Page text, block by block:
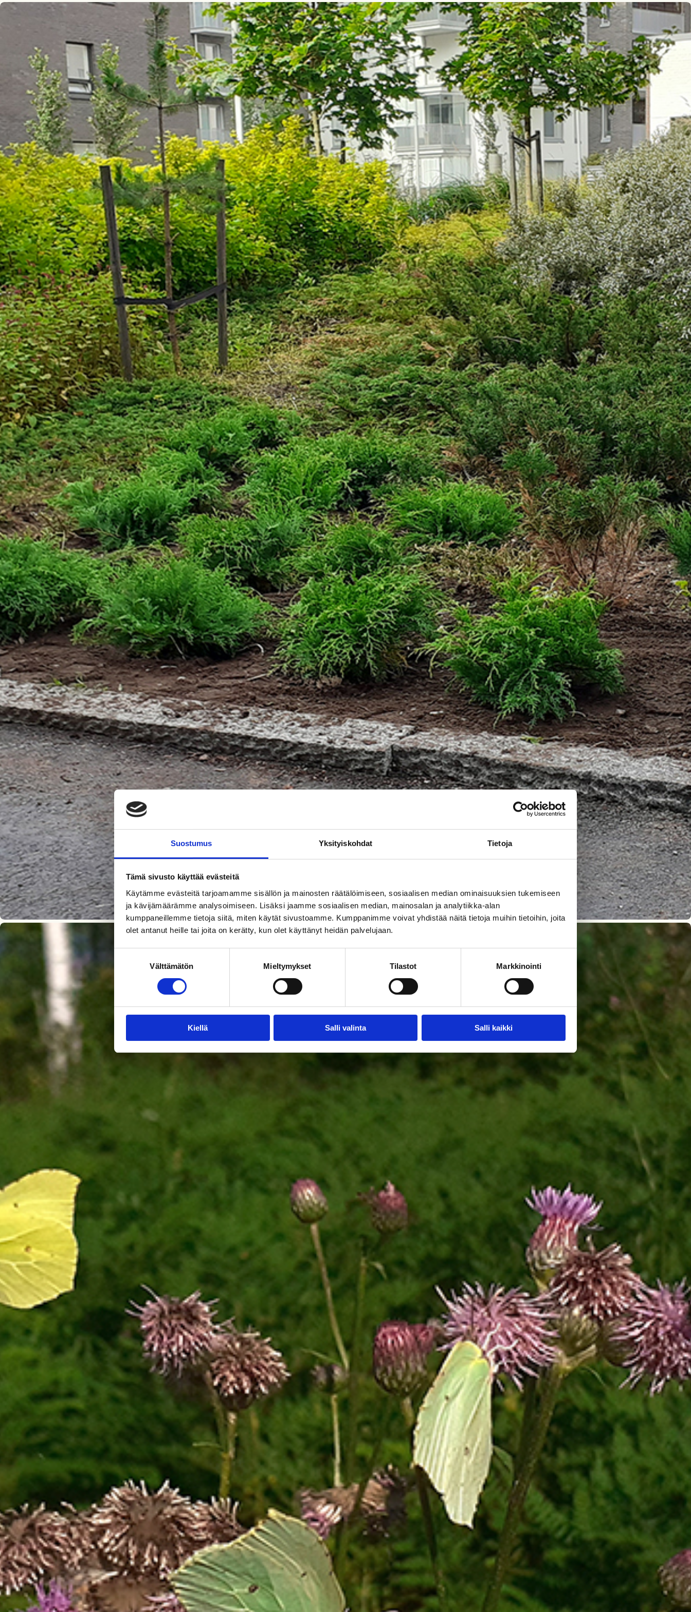
Suostumus Yksityiskohdat Tietoja
Tämä sivusto käyttää evästeitä
Käytämme evästeitä tarjoamamme sisällön ja mainosten räätälöimiseen, sosiaalisen median ominaisuuksien tukemiseen
ja kävijämäärämme analysoimiseen. Lisäksi jaamme sosiaalisen median, mainosalan ja analytiikka-alan
kumppaneillemme tietoja siitä, miten käytät sivustoamme. Kumppanimme voivat yhdistää näitä tietoja muihin tietoihin, joita
olet antanut heille tai joita on kerätty, kun olet käyttänyt heidän palvelujaan.
Välttämätön Mieltymykset Tilastot Markkinointi
Kiellä Salli valinta Salli kaikki